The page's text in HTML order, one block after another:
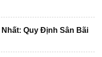
Quy Định Sân Bãi